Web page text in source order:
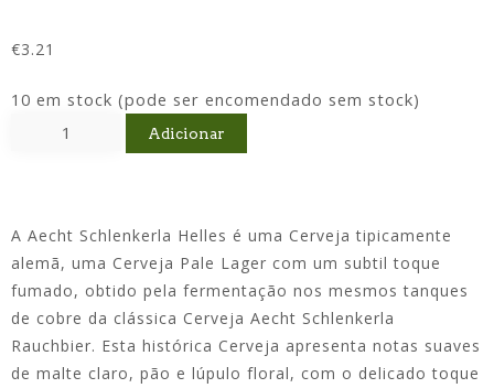
€3.21
10 em stock (pode ser encomendado sem stock)
Adicionar
A Aecht Schlenkerla Helles é uma Cerveja tipicamente
alemã, uma Cerveja Pale Lager com um subtil toque
fumado, obtido pela fermentação nos mesmos tanques
de cobre da clássica Cerveja Aecht Schlenkerla
Rauchbier. Esta histórica Cerveja apresenta notas suaves
de malte claro, pão e lúpulo floral, com o delicado toque